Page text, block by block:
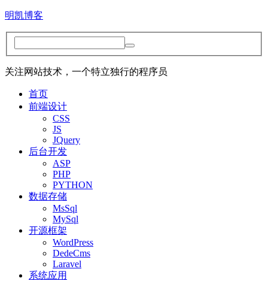
明凯博客
关注网站技术，一个特立独行的程序员
首页
前端设计
CSS
JS
JQuery
后台开发
ASP
PHP
PYTHON
数据存储
MsSql
MySql
开源框架
WordPress
DedeCms
Laravel
系统应用